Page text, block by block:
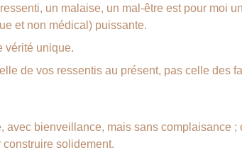
un malaise, un mal-être est pour moi
et non médical) puissante.
vérité unique.
de vos ressentis au présent, pas celle des
avec bienveillance, mais sans complaisance ;
solidement.